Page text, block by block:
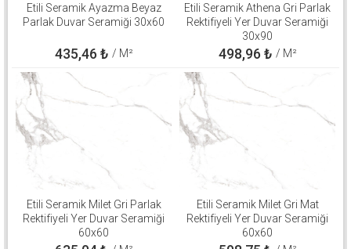
Etili Seramik Ayazma Beyaz
Parlak Duvar Seramiği 30x60
435,46 ₺ / M²
Etili Seramik Athena Gri Parlak
Rektifiyeli Yer Duvar Seramiği
30x90
498,96 ₺ / M²
Etili Seramik Milet Gri Parlak
Rektifiyeli Yer Duvar Seramiği
60x60
Etili Seramik Milet Gri Mat
Rektifiyeli Yer Duvar Seramiği
60x60